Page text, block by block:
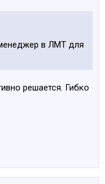
в ЛМТ для
решается. Гибко